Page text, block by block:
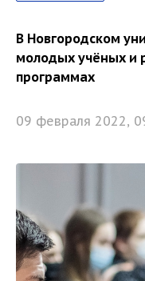
В Новгородском
молодых учёных и
программах
09 февраля 2022,